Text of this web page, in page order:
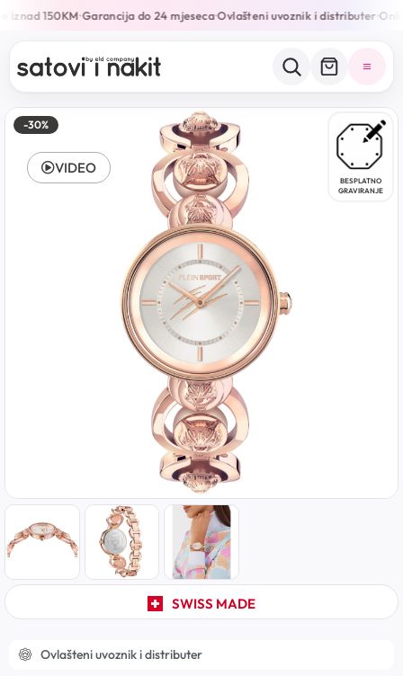
iznad 150KM•Garancija do 24 mjeseca•Ovlašteni uvoznik i distributer•
-30%
BESPLATNO
GRAVIRANJE
SWISS MADE
VIDEO
Ovlašteni uvoznik i distributer